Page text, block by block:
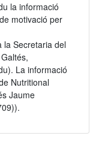
la informació
motivació per
la Secretaria del
La informació
Nutritional
Jaume